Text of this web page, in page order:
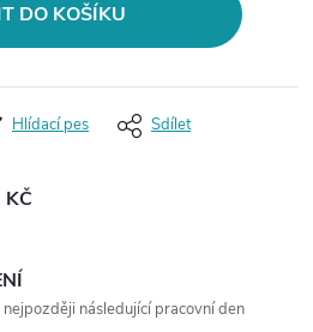
DO KOŠÍKU
Hlídací pes Sdílet
následující pracovní den